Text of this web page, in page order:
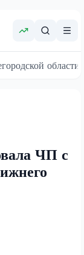
области
ЧП с